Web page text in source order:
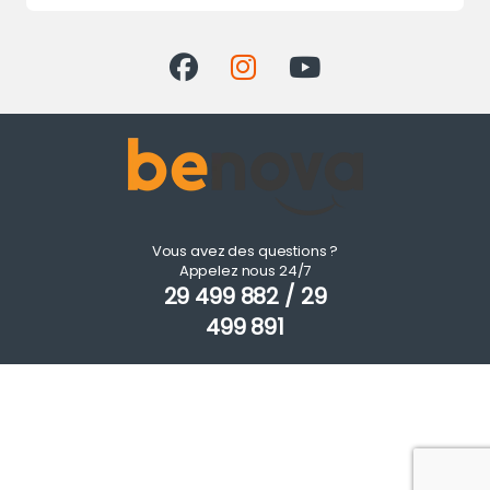
Vous avez des questions ?
Appelez nous 24/7
29 499 882 / 29
499 891